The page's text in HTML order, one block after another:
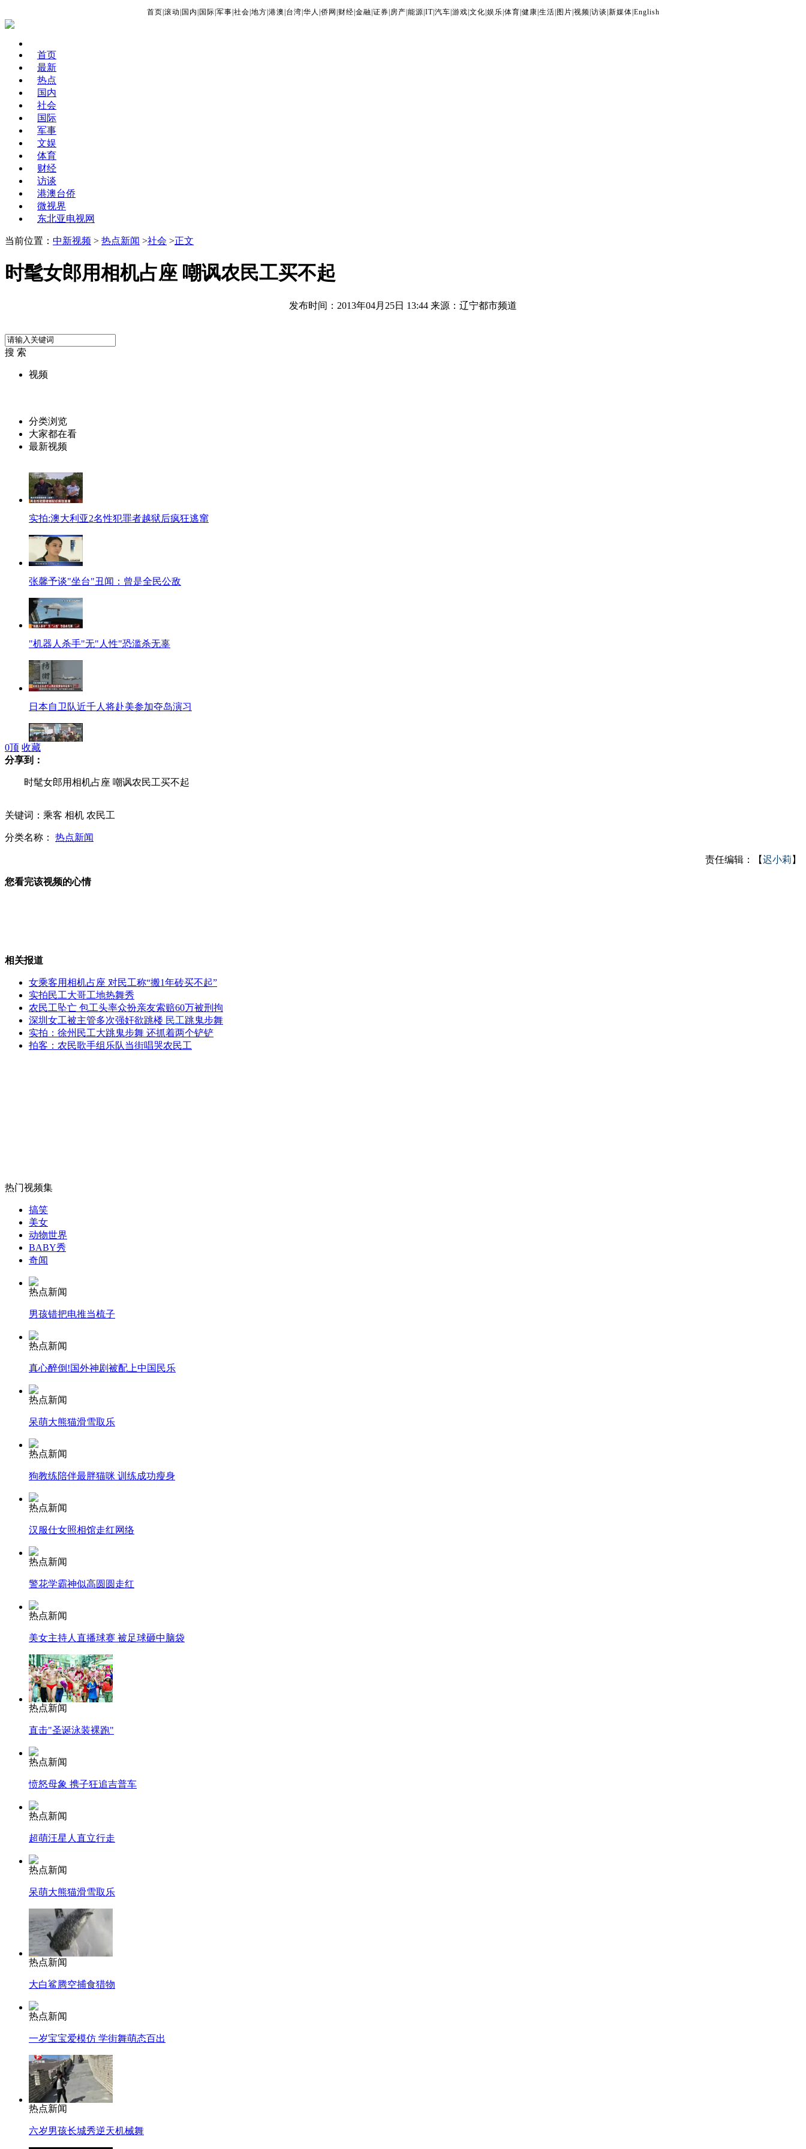
首页 滚动 国内 国际 军事 社会 地方 港澳 台湾 华人 侨网 财经 金融 证券 房产 能源 IT| 汽车 游戏 文化 娱乐 体育 健康 生活 图片 视频 访谈 新媒体 English
首页
最新
热点
国内
社会
国际
军事
文娱
体育
财经
访谈
港澳台侨
微视界
东北亚电视网
当前位置： 中新视频 > 热点新闻 >社会 >正文
时髦女郎用相机占座 嘲讽农民工买不起
发布时间：2013年04月25日 13:44 来源：辽宁都市频道
搜 索
视频
分类浏览
大家都在看
最新视频
实拍:澳大利亚2名性犯罪者越狱后疯狂逃窜
张馨予谈"坐台"丑闻：曾是全民公敌
"机器人杀手"无"人性"恐滥杀无辜
日本自卫队近千人将赴美参加夺岛演习
应对首例H7N9 台湾暂未提高大陆旅游警戒
台中老师自创聪明切瓜法 瓜汁一点不外漏
韩提议开韩朝实务会谈 遭拒将采取"重大措施"
女孩北京地铁殴打老人 痛下狠手拳打脚踢
无痛分娩是否安全 医生回应
外交部：反对强权政治霸凌主义
外交部：有关国家言论片面不公正
安徽一实载49人客车翻车
走！跟着总书记去植树
消防员救轻生者 花炮节热闹非凡 减压"枕头大战"
纽约上演“枕头大战”
司机酒驾遇交警 急速倒车逃窜
0顶 收藏
分享到：
时髦女郎用相机占座 嘲讽农民工买不起
关键词：乘客 相机 农民工
分类名称： 热点新闻
责任编辑：【迟小莉 】
您看完该视频的心情
相关报道
女乘客用相机占座 对民工称“搬1年砖买不起”
实拍民工大哥工地热舞秀
农民工坠亡 包工头率众扮亲友索赔60万被刑拘
深圳女工被主管多次强奸欲跳楼 民工跳鬼步舞
实拍：徐州民工大跳鬼步舞 还抓着两个铲铲
拍客：农民歌手组乐队当街唱哭农民工
热门视频集
搞笑
美女
动物世界
BABY秀
奇闻
热点新闻
男孩错把电推当梳子
热点新闻
真心醉倒!国外神剧被配上中国民乐
热点新闻
呆萌大熊猫滑雪取乐
热点新闻
狗教练陪伴最胖猫咪 训练成功瘦身
热点新闻
汉服仕女照相馆走红网络
热点新闻
警花学霸神似高圆圆走红
热点新闻
美女主持人直播球赛 被足球砸中脑袋
热点新闻
直击"圣诞泳装裸跑"
热点新闻
愤怒母象 携子狂追吉普车
热点新闻
超萌汪星人直立行走
热点新闻
呆萌大熊猫滑雪取乐
热点新闻
大白鲨腾空捕食猎物
热点新闻
一岁宝宝爱模仿 学街舞萌态百出
热点新闻
六岁男孩长城秀逆天机械舞